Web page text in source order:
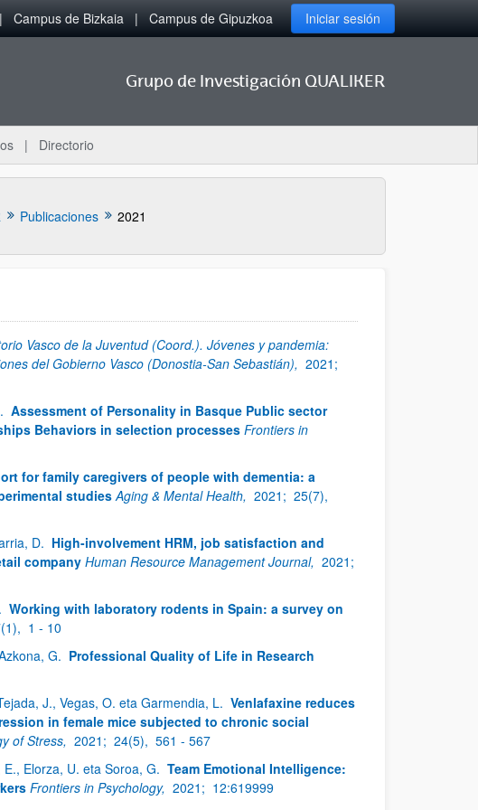
Campus de Bizkaia Campus de Gipuzkoa Iniciar sesión
Grupo de Investigación QUALIKER
Directorio
Publicaciones 2021
Vasco de la Juventud (Coord.). Jóvenes y pandemia:
del Gobierno Vasco (Donostia-San Sebastián), 2021;
Assessment of Personality in Basque Public sector
Behaviors in selection processes Frontiers in
for family caregivers of people with dementia: a
studiesAging & Mental Health, 2021; 25(7),
D. High-involvement HRM, job satisfaction and
company Human Resource Management Journal, 2021;
Working with laboratory rodents in Spain: a survey on
1 - 10
G. Professional Quality of Life in Research
J., Vegas, O. eta Garmendia, L. Venlafaxine reduces
in female mice subjected to chronic social
of Stress, 2021; 24(5), 561 - 567
Elorza, U. eta Soroa, G. Team Emotional Intelligence:
Frontiers in Psychology, 2021; 12:619999